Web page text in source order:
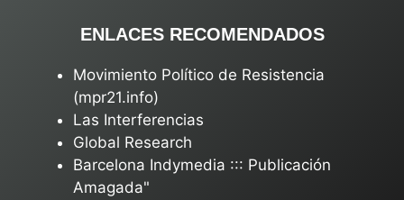
ENLACES RECOMENDADOS
Movimiento Político de Resistencia
(mpr21.info)
Las Interferencias
Global Research
Barcelona Indymedia ::: Publicación
Amagada"